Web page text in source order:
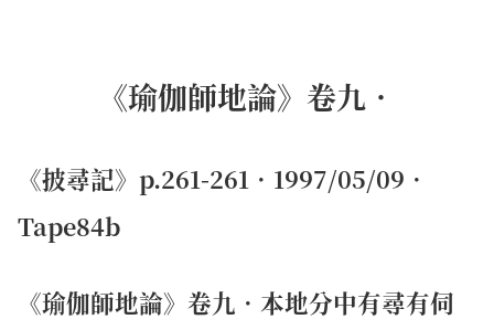
《瑜伽師地論》卷九．
《披尋記》p.261-261．1997/05/09．
Tape84b
《瑜伽師地論》卷九．本地分中有尋有伺